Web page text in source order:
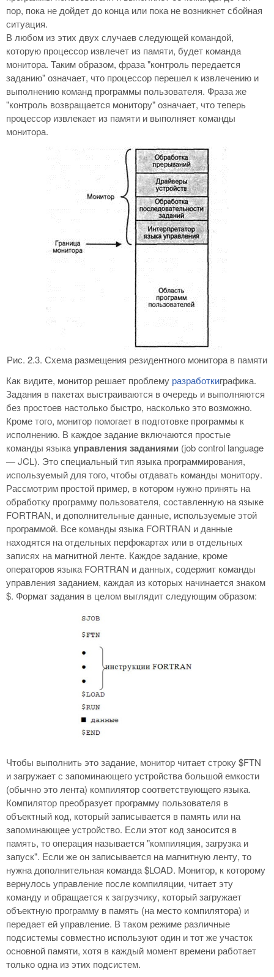
пор, пока не дойдет до конца или пока не возникнет сбойная
ситуация.
В любом из этих двух случаев следующей командой,
которую процессор извлечет из памяти, будет команда
монитора. Таким образом, фраза "контроль передается
заданию" означает, что процессор перешел к извлечению и
выполнению команд программы пользователя. Фраза же
"контроль возвращается монитору" означает, что теперь
процессор извлекает из памяти и выполняет команды
монитора.
Рис. 2.3. Схема размещения резидентного монитора в памяти
Как видите, монитор решает проблему разработкиграфика.
Задания в пакетах выстраиваются в очередь и выполняются
без простоев настолько быстро, насколько это возможно.
Кроме того, монитор помогает в подготовке программы к
исполнению. В каждое задание включаются простые
команды языкауправления заданиями (job control language
— JCL). Это специальный тип языка программирования,
используемый для того, чтобы отдавать команды монитору.
Рассмотрим простой пример, в котором нужно принять на
обработку программу пользователя, составленную на языке
FORTRAN, и дополнительные данные, используемые этой
программой. Все команды языка FORTRAN и данные
находятся на отдельных перфокартах или в отдельных
записях на магнитной ленте. Каждое задание, кроме
операторов языка FORTRAN и данных, содержит команды
управления заданием, каждая из которых начинается знаком
$. Формат задания в целом выглядит следующим образом:
Чтобы выполнить это задание, монитор читает строку $FTN
и загружает с запоминающего устройства большой емкости
(обычно это лента) компилятор соответствующего языка.
Компилятор преобразует программу пользователя в
объектный код, который записывается в память или на
запоминающее устройство. Если этот код заносится в
память, то операция называется "компиляция, загрузка и
запуск". Если же он записывается на магнитную ленту, то
нужна дополнительная команда $LOAD. Монитор, к которому
вернулось управление после компиляции, читает эту
команду и обращается к загрузчику, который загружает
объектную программу в память (на место компилятора) и
передает ей управление. В таком режиме различные
подсистемы совместно используют один и тот же участок
основной памяти, хотя в каждый момент времени работает
только одна из этих подсистем.